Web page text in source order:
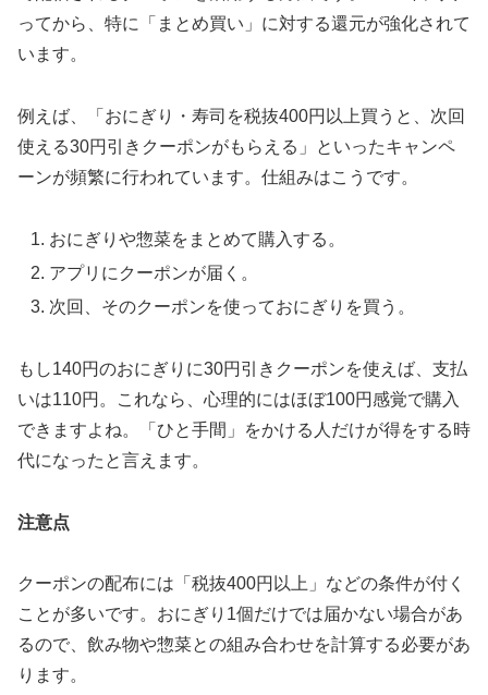
ってから、特に「まとめ買い」に対する還元が強化されて
います。
例えば、「おにぎり・寿司を税抜400円以上買うと、次回
使える30円引きクーポンがもらえる」といったキャンペ
ーンが頻繁に行われています。仕組みはこうです。
おにぎりや惣菜をまとめて購入する。
アプリにクーポンが届く。
次回、そのクーポンを使っておにぎりを買う。
もし140円のおにぎりに30円引きクーポンを使えば、支払
いは110円。これなら、心理的にはほぼ100円感覚で購入
できますよね。「ひと手間」をかける人だけが得をする時
代になったと言えます。
注意点
クーポンの配布には「税抜400円以上」などの条件が付く
ことが多いです。おにぎり1個だけでは届かない場合があ
るので、飲み物や惣菜との組み合わせを計算する必要があ
ります。